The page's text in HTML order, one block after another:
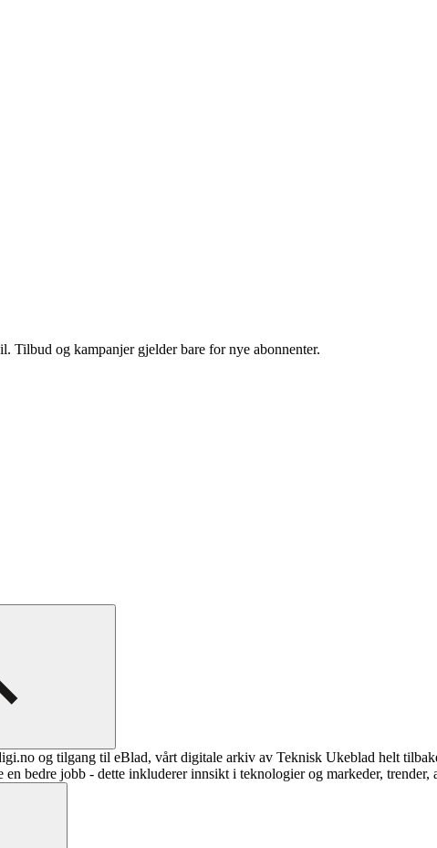
Tilbud og kampanjer gjelder bare for nye abonnenter.
og tilgang til eBlad, vårt digitale arkiv av Teknisk Ukeblad helt
bedre jobb - dette inkluderer innsikt i teknologier og markeder, trender,